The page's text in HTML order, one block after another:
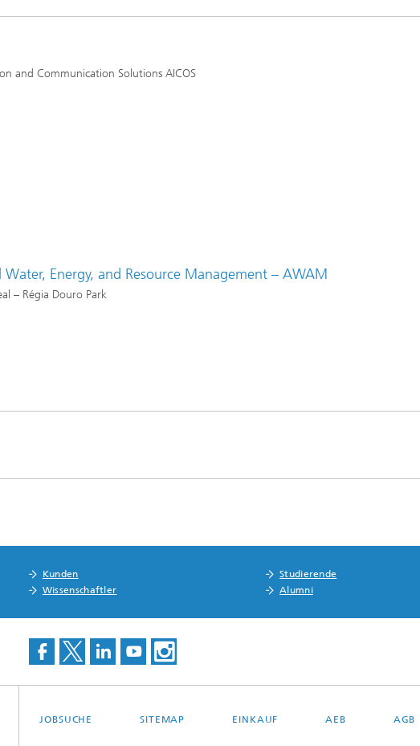
and Communication Solutions AICOS
Energy, and Resource Management – AWAM
– Régia Douro Park
Kunden Studierende
Wissenschaftler
Alumni
JOBSUCHE SITEMAP EINKAUF AEB AGB